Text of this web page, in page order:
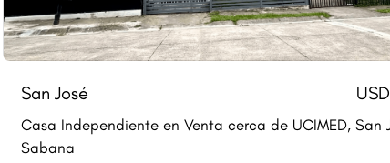
San José
Casa Independiente en Venta cerca de UCIMED, San
Sabana